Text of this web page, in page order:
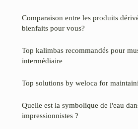
Comparaison entre les produits
bienfaits pour vous?
Top kalimbas recommandés pour
intermédiaire
Top solutions by weloca for
Quelle est la symbolique de l'eau
impressionnistes ?